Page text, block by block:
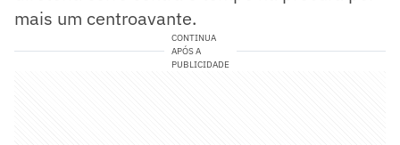
mais um centroavante.
CONTINUA
APÓS A
PUBLICIDADE